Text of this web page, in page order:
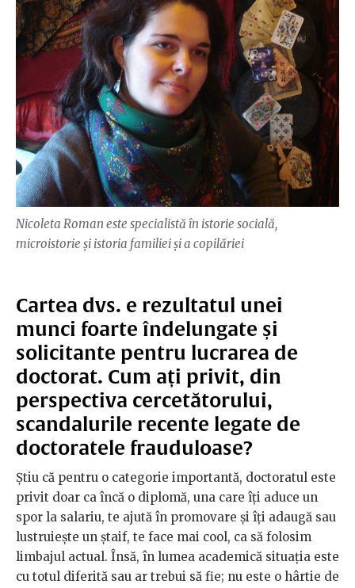
Nicoleta Roman este specialistă în istorie socială,
microistorie și istoria familiei și a copilăriei
Cartea dvs. e rezultatul unei
munci foarte îndelungate și
solicitante pentru lucrarea de
doctorat. Cum ați privit, din
perspectiva cercetătorului,
scandalurile recente legate de
doctoratele frauduloase?
Știu că pentru o categorie importantă, doctoratul este
privit doar ca încă o diplomă, una care îți aduce un
spor la salariu, te ajută în promovare și îți adaugă sau
lustruiește un ștaif, te face mai cool, ca să folosim
limbajul actual. Însă, în lumea academică situația este
cu totul diferită sau ar trebui să fie; nu este o hârtie de